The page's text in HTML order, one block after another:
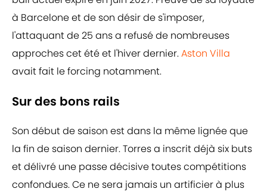
à Barcelone et de son désir de s'imposer,
l'attaquant de 25 ans a refusé de nombreuses
approches cet été et l'hiver dernier.Aston Villa
avait fait le forcing notamment.
Sur des bons rails
Son début de saison est dans la même lignée que
la fin de saison dernier. Torres a inscrit déjà six buts
et délivré une passe décisive toutes compétitions
confondues. Ce ne sera jamais un artificier à plus